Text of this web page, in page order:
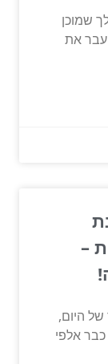
שמוכן
עבר את
–
היום,
אלפי